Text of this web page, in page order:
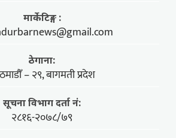
मार्केटिङ्ग :
ठेगाना:
– २९, बागमती प्रदेश
सूचना विभाग दर्ता नं:
२८१६-२०७८/७९